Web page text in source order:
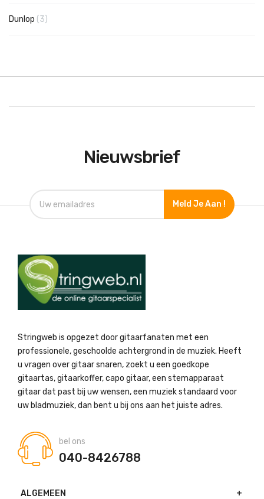
Dunlop 3producten
Nieuwsbrief
Meld Je Aan !
Stringweb is opgezet door gitaarfanaten met een
professionele, geschoolde achtergrond in de muziek. Heeft
u vragen over gitaar snaren, zoekt u een goedkope
gitaartas, gitaarkoffer, capo gitaar, een stemapparaat
gitaar dat past bij uw wensen, een muziek standaard voor
uw bladmuziek, dan bent u bij ons aan het juiste adres.
bel ons
040-8426788
ALGEMEEN